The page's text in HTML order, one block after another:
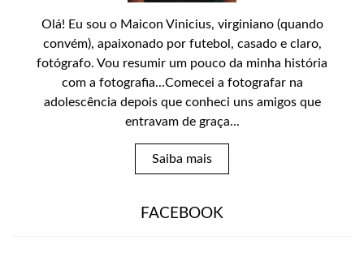
Olá! Eu sou o Maicon Vinicius, virginiano (quando
convém), apaixonado por futebol, casado e claro,
fotógrafo. Vou resumir um pouco da minha história
com a fotografia...Comecei a fotografar na
adolescência depois que conheci uns amigos que
entravam de graça...
Saiba mais
FACEBOOK